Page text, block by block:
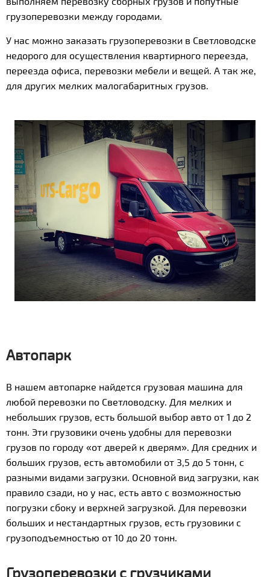
грузоперевозки между городами.
У нас можно заказать грузоперевозки в Светловодске
недорого для осуществления квартирного переезда,
переезда офиса, перевозки мебели и вещей. А так же,
для других мелких малогабаритных грузов.
Автопарк
В нашем автопарке найдется грузовая машина для
любой перевозки по Светловодску. Для мелких и
небольших грузов, есть большой выбор авто от 1 до 2
тонн. Эти грузовики очень удобны для перевозки
грузов по городу «от дверей к дверям». Для средних и
больших грузов, есть автомобили от 3,5 до 5 тонн, с
разными видами загрузки. Основной вид загрузки, как
правило сзади, но у нас, есть авто с возможностью
погрузки сбоку и верхней загрузкой. Для перевозки
больших и нестандартных грузов, есть грузовики с
грузоподъемностью от 10 до 20 тонн.
Грузоперевозки с грузчиками